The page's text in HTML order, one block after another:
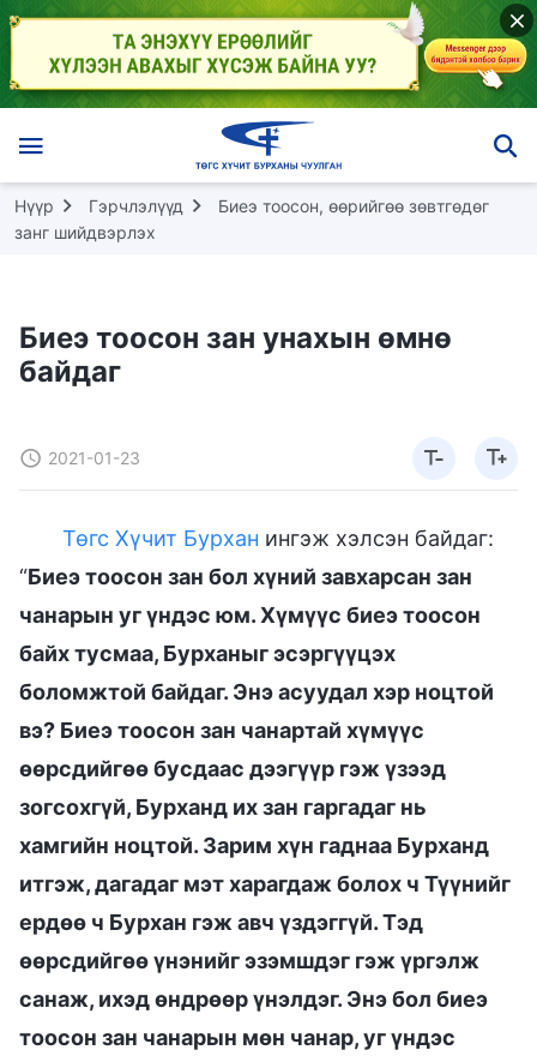
Нүүр Гэрчлэлүүд
Биеэ тоосон, өөрийгөө зөвтгөдөг
занг шийдвэрлэх
Биеэ тоосон зан унахын өмнө
байдаг
2021-01-23
Төгс Хүчит Бурхан ингэж хэлсэн байдаг:
“Биеэ тоосон зан бол хүний завхарсан зан
чанарын уг үндэс юм. Хүмүүс биеэ тоосон
байх тусмаа, Бурханыг эсэргүүцэх
боломжтой байдаг. Энэ асуудал хэр ноцтой
вэ? Биеэ тоосон зан чанартай хүмүүс
өөрсдийгөө бусдаас дээгүүр гэж үзээд
зогсохгүй, Бурханд их зан гаргадаг нь
хамгийн ноцтой. Зарим хүн гаднаа Бурханд
итгэж, дагадаг мэт харагдаж болох ч Түүнийг
ердөө ч Бурхан гэж авч үздэггүй. Тэд
өөрсдийгөө үнэнийг эзэмшдэг гэж үргэлж
санаж, ихэд өндрөөр үнэлдэг. Энэ бол биеэ
тоосон зан чанарын мөн чанар, уг үндэс